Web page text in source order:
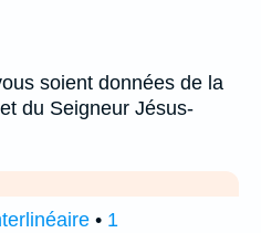
soient données de la
du Seigneur Jésus-
• 1